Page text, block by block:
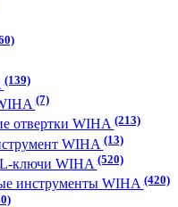
(139)
(7)
отвертки WIHA(213)
WIHA(13)
ключи WIHA(520)
инструменты WIHA(420)